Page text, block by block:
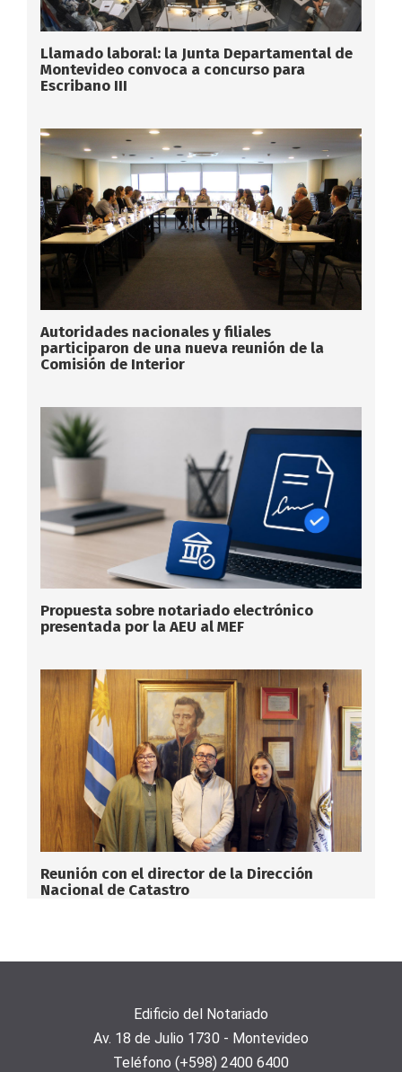
Llamado laboral: la Junta Departamental de
Montevideo convoca a concurso para
Escribano III
Autoridades nacionales y filiales
participaron de una nueva reunión de la
Comisión de Interior
Propuesta sobre notariado electrónico
presentada por la AEU al MEF
Reunión con el director de la Dirección
Nacional de Catastro
Edificio del Notariado
Av. 18 de Julio 1730 - Montevideo
Teléfono (+598) 2400 6400